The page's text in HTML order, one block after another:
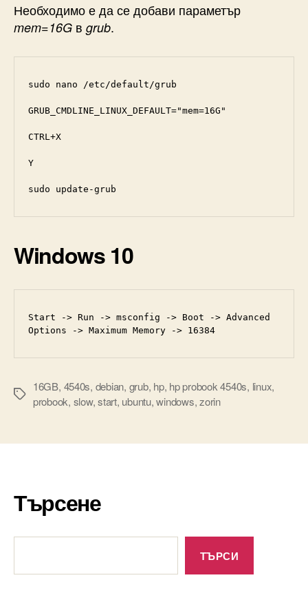
Необходимо е да се добави параметър
mem=16G в grub.
sudo nano /etc/default/grub
GRUB_CMDLINE_LINUX_DEFAULT="mem=16G"
CTRL+X
Y
sudo update-grub
Windows 10
Start -> Run -> msconfig -> Boot -> Advanced
Options -> Maximum Memory -> 16384
Tags
16GB, 4540s, debian, grub, hp, hp probook 4540s, linux,
probook, slow,start, ubuntu,windows,zorin
Търсене
ТЪРСИ